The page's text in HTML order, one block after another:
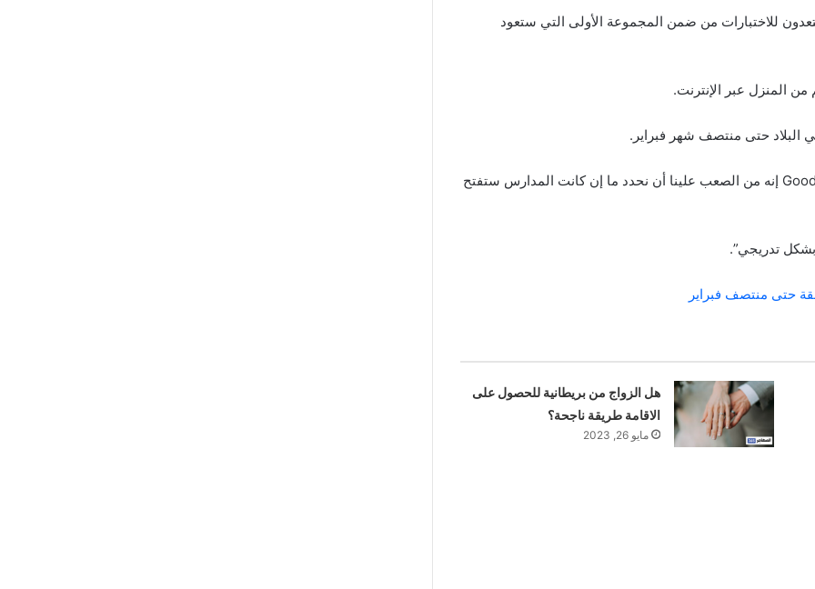
للاختبارات من ضمن المجموعة الأولى التي ستعود
من المنزل عبر الإنترنت.
البلاد حتى منتصف شهر فبراير.
قال سويني في حديثه مع برنامج Good Morning Scotland إنه من الصعب علينا أن نحدد ما إن كانت المدارس ستفتح
تدريجي”.
حتى منتصف فبراير
هل الزواج من بريطانية للحصول على
الاقامة طريقة ناجحة؟
مايو 26, 2023